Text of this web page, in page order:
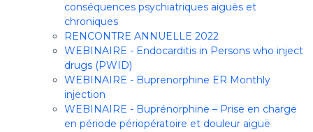
conséquences psychiatriques aiguës et
chroniques
RENCONTRE ANNUELLE 2022
WEBINAIRE - Endocarditis in Persons who inject
drugs (PWID)
WEBINAIRE - Buprenorphine ER Monthly
injection
WEBINAIRE - Buprénorphine – Prise en charge
en période périopératoire et douleur aiguë